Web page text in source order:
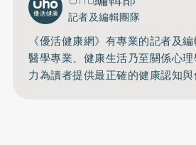
記者及編輯團隊
《優活健康網》有專業的記者及
醫學專業、健康生活乃至關係心
力為讀者提供最正確的健康認知與